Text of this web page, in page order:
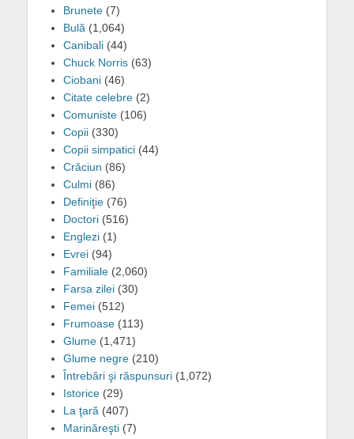
Brunete (7)
Bulă (1,064)
Canibali (44)
Chuck Norris (63)
Ciobani (46)
Citate celebre (2)
Comuniste (106)
Copii (330)
Copii simpatici (44)
Crăciun (86)
Culmi (86)
Definiţie (76)
Doctori (516)
Englezi (1)
Evrei (94)
Familiale (2,060)
Farsa zilei (30)
Femei (512)
Frumoase (113)
Glume (1,471)
Glume negre (210)
Întrebări şi răspunsuri (1,072)
Istorice (29)
La ţară (407)
Marinăreşti (7)